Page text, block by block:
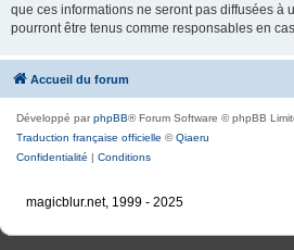
que ces informations ne seront pas diffusées à
pourront être tenus comme responsables en
Accueil du forum
Développé parphpBB® Forum Software © phpBB
Traduction française officielle ©Qiaeru
Confidentialité | Conditions
magicblur.net, 1999 - 2025